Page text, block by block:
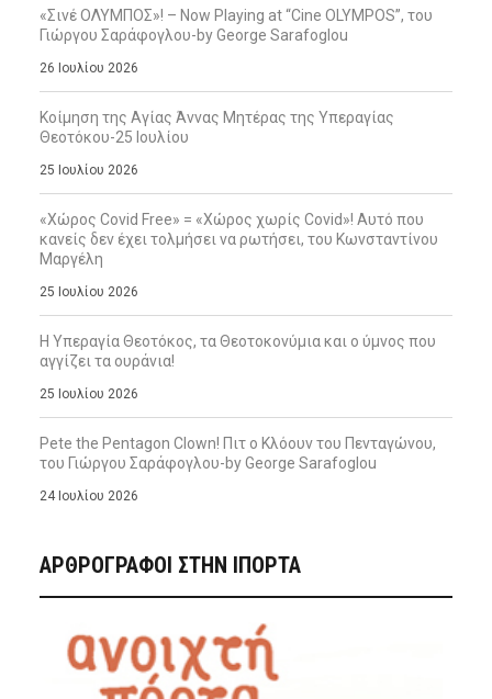
«Σινέ ΟΛΥΜΠΟΣ»! – Now Playing at “Cine OLYMPOS”, του
Γιώργου Σαράφογλου-by George Sarafoglou
26 Ιουλίου 2026
Κοίμηση της Αγίας Άννας Μητέρας της Υπεραγίας
Θεοτόκου-25 Ιουλίου
25 Ιουλίου 2026
«Χώρος Covid Free» = «Χώρος χωρίς Covid»! Αυτό που
κανείς δεν έχει τολμήσει να ρωτήσει, του Κωνσταντίνου
Μαργέλη
25 Ιουλίου 2026
Η Υπεραγία Θεοτόκος, τα Θεοτοκονύμια και ο ύμνος που
αγγίζει τα ουράνια!
25 Ιουλίου 2026
Pete the Pentagon Clown! Πιτ ο Κλόουν του Πενταγώνου,
του Γιώργου Σαράφογλου-by George Sarafoglou
24 Ιουλίου 2026
ΑΡΘΡΟΓΡΑΦΟΙ ΣΤΗΝ IΠΟΡΤΑ